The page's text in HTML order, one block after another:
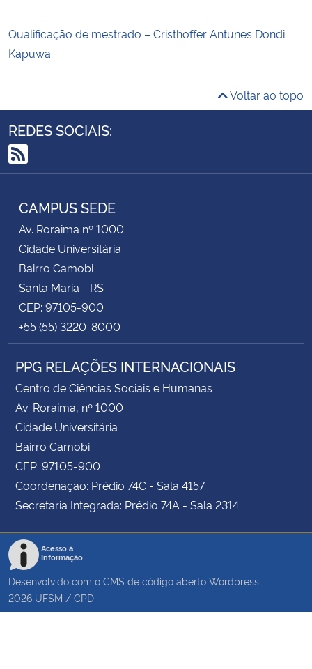
Qualificação de mestrado – Cristhoffer Antunes Dondi
Kapuwa
Voltar ao topo
REDES SOCIAIS:
RSS
CAMPUS SEDE
Av. Roraima nº 1000
Cidade Universitária
Bairro Camobi
Santa Maria - RS
CEP: 97105-900
+55 (55) 3220-8000
PPG RELAÇÕES INTERNACIONAIS
Centro de Ciências Sociais e Humanas
Av. Roraima, nº 1000
Cidade Universitária
Bairro Camobi
CEP: 97105-900
Coordenação: Prédio 74C - Sala 4157
Secretaria Integrada: Prédio 74A - Sala 2314
Acesso à
Informação
Desenvolvido com o CMS de código aberto Wordpress
2026 UFSM / CPD